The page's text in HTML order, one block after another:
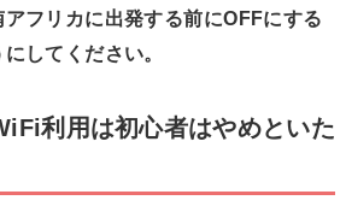
フリカに出発する前にOFFにする
してください。
利用は初心者はやめといた